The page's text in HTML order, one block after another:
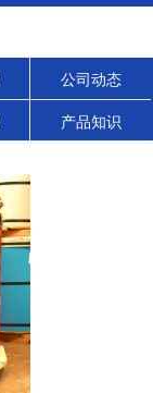
公司动态
产品知识